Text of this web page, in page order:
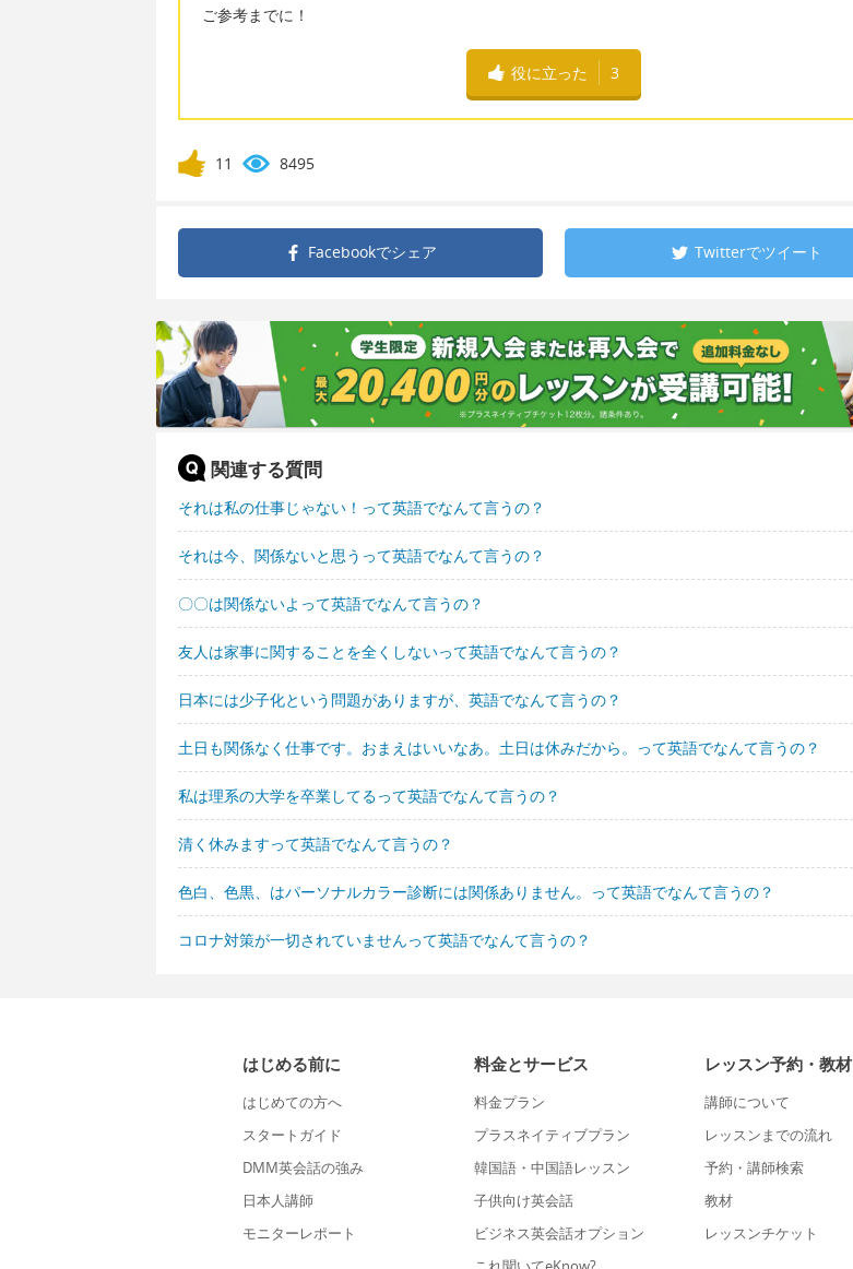
ご参考までに！
役に立った 3
11 8495
Facebookでシェア Twitterでツイート
関連する質問
それは私の仕事じゃない！って英語でなんて言うの？
それは今、関係ないと思うって英語でなんて言うの？
〇〇は関係ないよって英語でなんて言うの？
友人は家事に関することを全くしないって英語でなんて言うの？
日本には少子化という問題がありますが、英語でなんて言うの？
土日も関係なく仕事です。おまえはいいなあ。土日は休みだから。って英語でなんて言うの？
私は理系の大学を卒業してるって英語でなんて言うの？
清く休みますって英語でなんて言うの？
色白、色黒、はパーソナルカラー診断には関係ありません。って英語でなんて言うの？
コロナ対策が一切されていませんって英語でなんて言うの？
はじめる前に
はじめての方へ
スタートガイド
DMM英会話の強み
日本人講師
モニターレポート
料金とサービス
料金プラン
プラスネイティブプラン
韓国語・中国語レッスン
子供向け英会話
ビジネス英会話オプション
レッスン予約・教材
講師について
レッスンまでの流れ
予約・講師検索
教材
レッスンチケット